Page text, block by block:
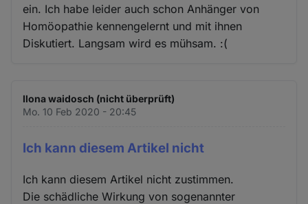
ein. Ich habe leider auch schon Anhänger von
Homöopathie kennengelernt und mit ihnen
Diskutiert. Langsam wird es mühsam. :(
Ilona waidosch (nicht überprüft)
Mo. 10 Feb 2020 - 20:45
Ich kann diesem Artikel nicht
Ich kann diesem Artikel nicht zustimmen.
Die schädliche Wirkung von sogenannter